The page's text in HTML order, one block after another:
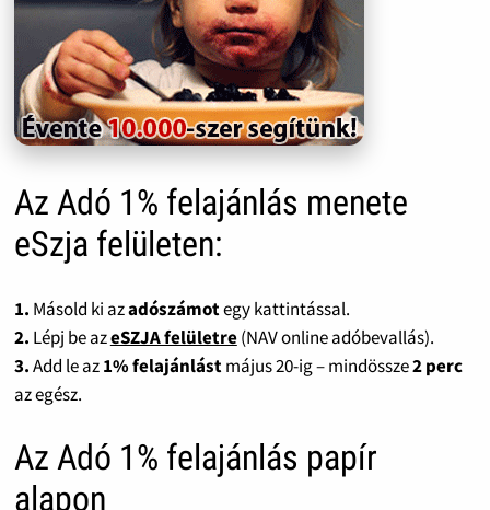
Az Adó 1% felajánlás menete
eSzja felületen:
1. Másold ki azadószámotegy kattintással.
2. Lépj be azeSZJA felületre(NAV online adóbevallás).
3.Add le az1% felajánlástmájus 20-ig – mindössze2 perc
az egész.
Az Adó 1% felajánlás papír
alapon